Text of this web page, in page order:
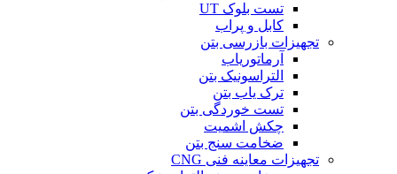
تست بلوک UT
کابل و پراب
تجهیزات بازرسی بتن
آرماتوریاب
التراسونیک بتن
ترک یاب بتن
تست خوردگی بتن
چکش اشمیت
ضخامت سنج بتن
تجهیزات معاینه فنی CNG